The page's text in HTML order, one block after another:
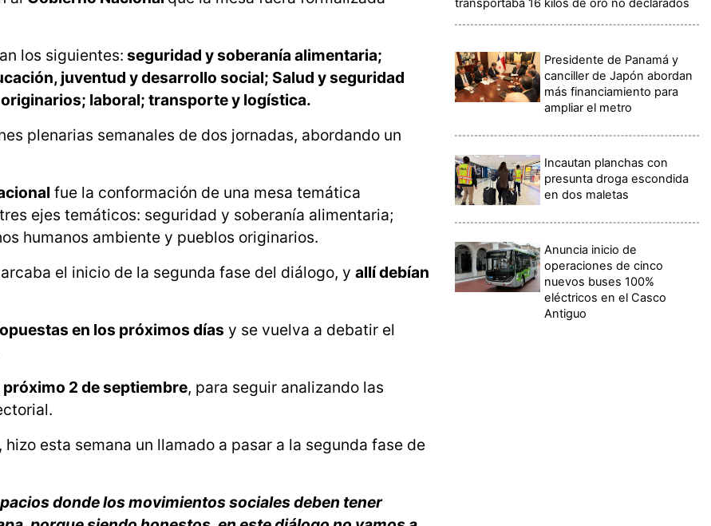
los siguientes: seguridad y soberanía alimentaria;
juventud y desarrollo social; Salud y seguridad
laboral; transporte y logística.
plenarias semanales de dos jornadas, abordando un
fue la conformación de una mesa temática
ejes temáticos: seguridad y soberanía alimentaria;
humanos ambiente y pueblos originarios.
el inicio de la segunda fase del diálogo, y allí debían
en los próximos días y se vuelva a debatir el
2 de septiembre, para seguir analizando las
, hizo esta semana un llamado a pasar a la segunda fase de
donde los movimientos sociales deben tener
transportaba 16 kilos de oro no declarados
Presidente de Panamá y
canciller de Japón abordan
más financiamiento para
ampliar el metro
Incautan planchas con
presunta droga escondida
en dos maletas
Anuncia inicio de
operaciones de cinco
nuevos buses 100%
eléctricos en el Casco
Antiguo